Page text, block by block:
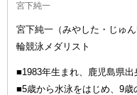
宮下純一
宮下純一（みやした・じゅ
輪競泳メダリスト
■1983年生まれ、鹿児島県出
■5歳から水泳をはじめ、9